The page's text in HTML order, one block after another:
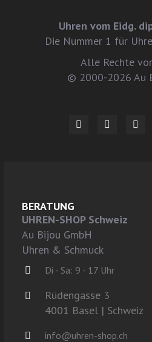
Uhren vom Eidg.
Die Nummer 1 für
Alle Rechte
© 2000-2026 Au
BERATUNG
UHREN-SHOP Schweiz
Au Bijou GmbH
Uhren & Schmuck
Di - Sa: 9 - 17 Uhr
Rüdengasse 3
4001 Basel | Schweiz
info@uhren-shop.ch